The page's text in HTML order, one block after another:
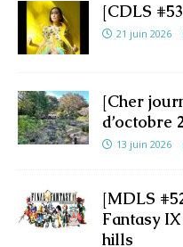
[CDLS
21 juin 2026
[Cher
d’octobre
13 juin 2026
[MDLS
Fantasy
hills